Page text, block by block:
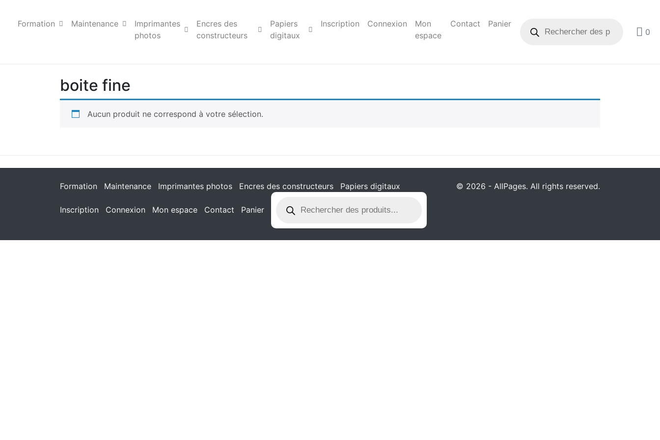
Formation Maintenance
Imprimantes
photos
Encres des
constructeurs
Papiers
digitaux
Inscription Connexion
Mon
espace
Contact
Panier
0
boite fine
Aucun produit ne correspond à votre sélection.
Formation Maintenance Imprimantes photos Encres des constructeurs Papiers digitaux
Inscription Connexion Mon espace Contact Panier
© 2026 - AllPages. All rights reserved.